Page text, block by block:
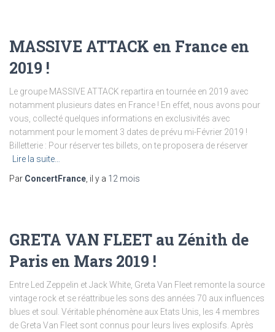
MASSIVE ATTACK en France en
2019 !
Le groupe MASSIVE ATTACK repartira en tournée en 2019 avec
notamment plusieurs dates en France ! En effet, nous avons pour
vous, collecté quelques informations en exclusivités avec
notamment pour le moment 3 dates de prévu mi-Février 2019 !
Billetterie : Pour réserver tes billets, on te proposera de réserver
Lire la suite…
Par ConcertFrance , il y a 12 mois
GRETA VAN FLEET au Zénith de
Paris en Mars 2019 !
Entre Led Zeppelin et Jack White, Greta Van Fleet remonte la source
vintage rock et se réattribue les sons des années 70 aux influences
blues et soul. Véritable phénomène aux Etats Unis, les 4 membres
de Greta Van Fleet sont connus pour leurs lives explosifs. Après